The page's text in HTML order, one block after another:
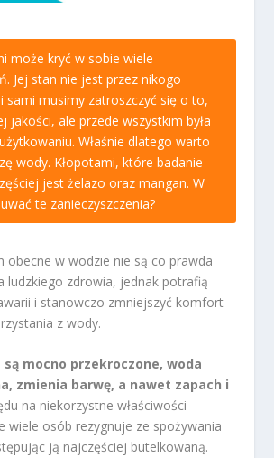
może kryć w sobie wiele
Jej stan nie jest przez nikogo
sami musimy zatroszczyć się o to,
jakości, ale przede wszystkim była
Właśnie dlatego warto
wody. Kłopotami, które badanie
jest żelazo oraz mangan. W
te zanieczyszczenia?
obecne w wodzie nie są co prawda
ludzkiego zdrowia, jednak potrafią
i stanowczo zmniejszyć komfort
z wody.
są mocno przekroczone, woda
zmienia barwę, a nawet zapach i
na niekorzystne właściwości
wiele osób rezygnuje ze spożywania
ją najczęściej butelkowaną.